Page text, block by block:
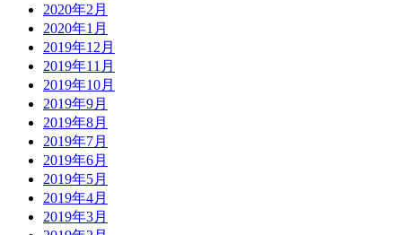
2020年2月
2020年1月
2019年12月
2019年11月
2019年10月
2019年9月
2019年8月
2019年7月
2019年6月
2019年5月
2019年4月
2019年3月